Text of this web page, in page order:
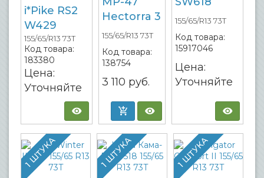
i*Pike RS2
W429
155/65/R13 73T
Код товара:
183380
Цена:
Уточняйте
Hectorra 3
155/65/R13 73T
Код товара:
138754
3 110 руб.
155/65/R13 73T
Код товара:
15917046
Цена:
Уточняйте
1 ШТУКА 1 ШТУКА 1 ШТУКА